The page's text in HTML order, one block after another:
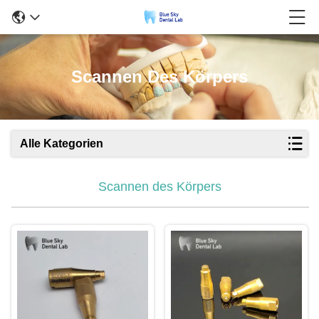
Scannen Des Körpers
Alle Kategorien
Scannen des Körpers